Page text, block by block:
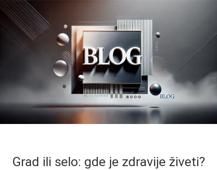
Grad ili selo: gde je zdravije živeti?